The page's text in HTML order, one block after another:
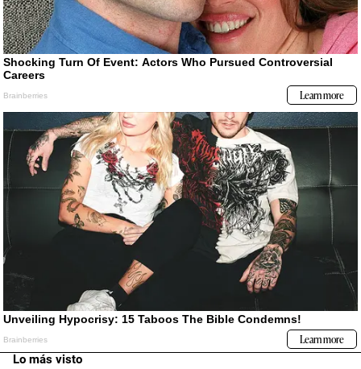
Lo más visto